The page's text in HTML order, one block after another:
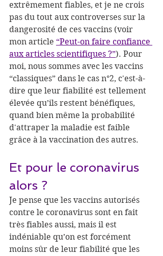
extrêmement fiables, et je ne crois
pas du tout aux controverses sur la
dangerosité de ces vaccins (voir
mon article “Peut-on faire confiance
aux articles scientifiques ?”). Pour
moi, nous sommes avec les vaccins
“classiques” dans le cas n°2, c'est-à-
dire que leur fiabilité est tellement
élevée qu’ils restent bénéfiques,
quand bien même la probabilité
d'attraper la maladie est faible
grâce à la vaccination des autres.
Et pour le coronavirus
alors ?
Je pense que les vaccins autorisés
contre le coronavirus sont en fait
très fiables aussi, mais il est
indéniable qu’on est forcément
moins sûr de leur fiabilité que les